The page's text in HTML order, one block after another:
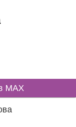
MAX